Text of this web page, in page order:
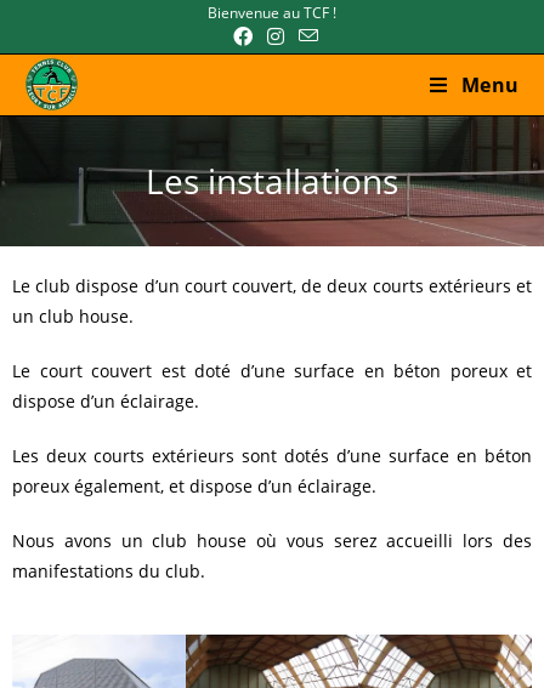
Bienvenue au TCF !
Menu
Les installations
Le club dispose d’un court couvert, de deux courts extérieurs et
un club house.
Le court couvert est doté d’une surface en béton poreux et
dispose d’un éclairage.
Les deux courts extérieurs sont dotés d’une surface en béton
poreux également, et dispose d’un éclairage.
Nous avons un club house où vous serez accueilli lors des
manifestations du club.